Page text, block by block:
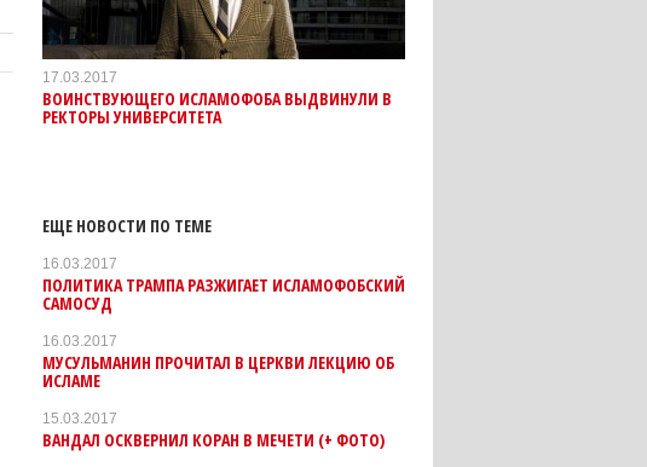
17.03.2017
ВОИНСТВУЮЩЕГО ИСЛАМОФОБА ВЫДВИНУЛИ В
РЕКТОРЫ УНИВЕРСИТЕТА
ЕЩЕ НОВОСТИ ПО ТЕМЕ
16.03.2017
ПОЛИТИКА ТРАМПА РАЗЖИГАЕТ ИСЛАМОФОБСКИЙ
САМОСУД
16.03.2017
МУСУЛЬМАНИН ПРОЧИТАЛ В ЦЕРКВИ ЛЕКЦИЮ ОБ
ИСЛАМЕ
15.03.2017
ВАНДАЛ ОСКВЕРНИЛ КОРАН В МЕЧЕТИ (+ ФОТО)